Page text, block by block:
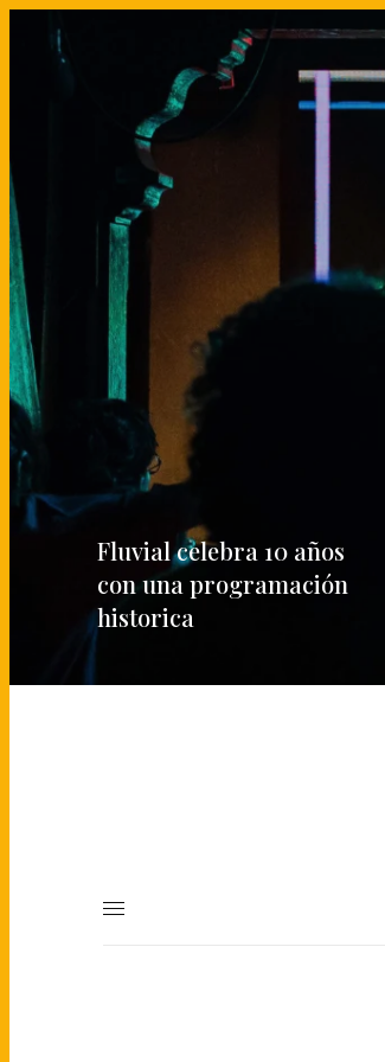
Fluvial celebra 10 años
con una programación
historica